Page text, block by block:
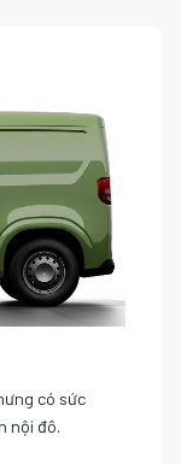
có sức
nội đô.